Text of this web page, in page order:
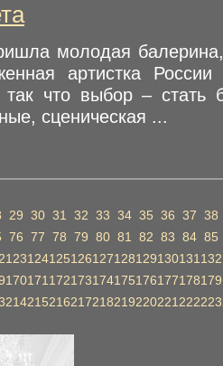
молодая
артистка
так что выбор –
сценическая ...
29 30 31 32 33 34 35 36 37 38
76 77 78 79 80 81 82 83 84 85
123124125126127128129130131 132
170171 172173174175176177178179
214215216217218219220221 222223